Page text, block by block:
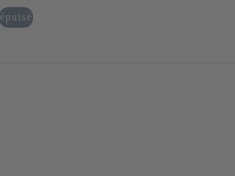
épuisé